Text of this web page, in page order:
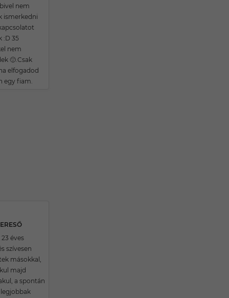
nem
ismerkedni
:D 35
nem
🙂.Csak
elfogadod
egy fiam.
éves
szívesen
másokkal,
majd
a spontán